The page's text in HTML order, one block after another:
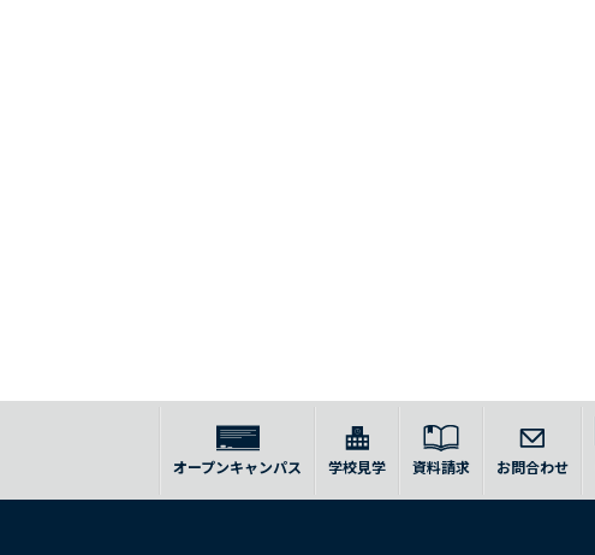
オープンキャンパス 学校見学 資料請求 お問合わせ